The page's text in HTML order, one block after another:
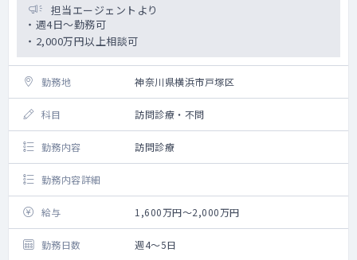
担当エージェントより
・週4日～勤務可
・2,000万円以上相談可
勤務地 神奈川県横浜市戸塚区
科目 訪問診療・不問
勤務内容 訪問診療
勤務内容詳細
給与 1,600万円～2,000万円
勤務日数 週4～5日